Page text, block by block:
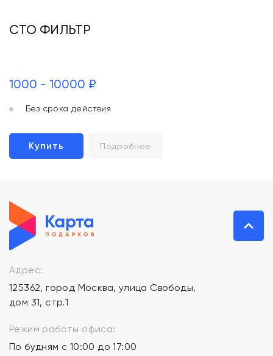
СТО ФИЛЬТР
1000 - 10000 ₽
Без срока действия
Купить Подробнее
Адрес:
125362, город Москва, улица Свободы,
дом 31, стр.1
Режим работы офиса:
По будням с 10:00 до 17:00